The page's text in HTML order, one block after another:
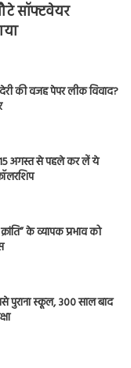
सॉफ्टवेयर
की वजह पेपर लीक विवाद?
15 अगस्त से पहले कर लें ये
के व्यापक प्रभाव को
पुराना स्कूल, 300 साल बाद